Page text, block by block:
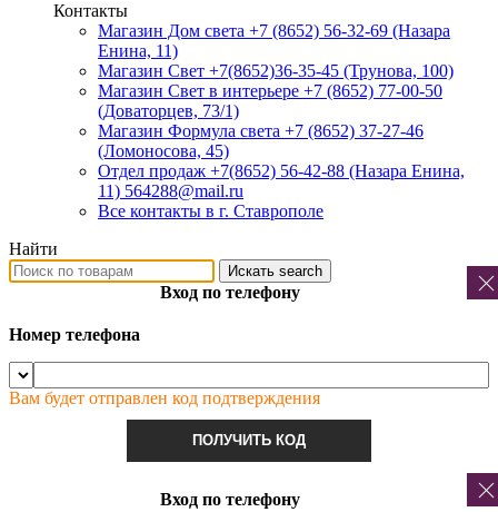
Контакты
Магазин Дом света +7 (8652) 56-32-69 (Назара
Енина, 11)
Магазин Свет +7(8652)36-35-45 (Трунова, 100)
Магазин Свет в интерьере +7 (8652) 77-00-50
(Доваторцев, 73/1)
Магазин Формула света +7 (8652) 37-27-46
(Ломоносова, 45)
Отдел продаж +7(8652) 56-42-88 (Назара Енина,
11) 564288@mail.ru
Все контакты в г. Ставрополе
Найти
Искать search
Вход по телефону
Номер телефона
Вам будет отправлен код подтверждения
ПОЛУЧИТЬ КОД
Вход по телефону